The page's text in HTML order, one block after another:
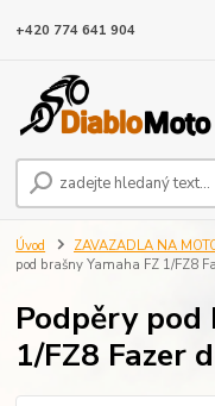
+420 774 641 904
Úvod ZAVAZADLA NA
pod brašny Yamaha FZ 1/FZ8
Podpěry pod
1/FZ8 Fazer